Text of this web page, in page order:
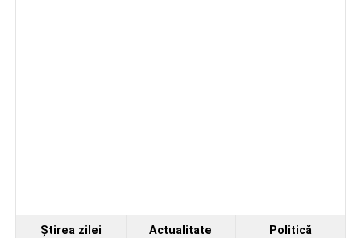
Ştirea zilei Actualitate Politică